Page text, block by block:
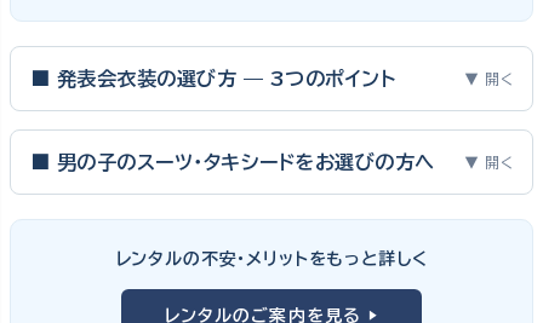
■ 発表会衣装の選び方 — 3つのポイント ▼ 開く
って特別な一日。元ピアノ教師としての経験から、衣装選びで大切
① サイズは"ジャストフィット"を選ぶ
舞台上で最も美しく見えるのは、お子様の体にきちんと合ったサ
■ 男の子のスーツ・タキシードをお選びの方へ ▼ 開く
向け、スリーピーススーツやベストスタイルは合唱・アンサンブル向
レンタルの不安・メリットをもっと詳しく
レンタルのご案内を見る ▶